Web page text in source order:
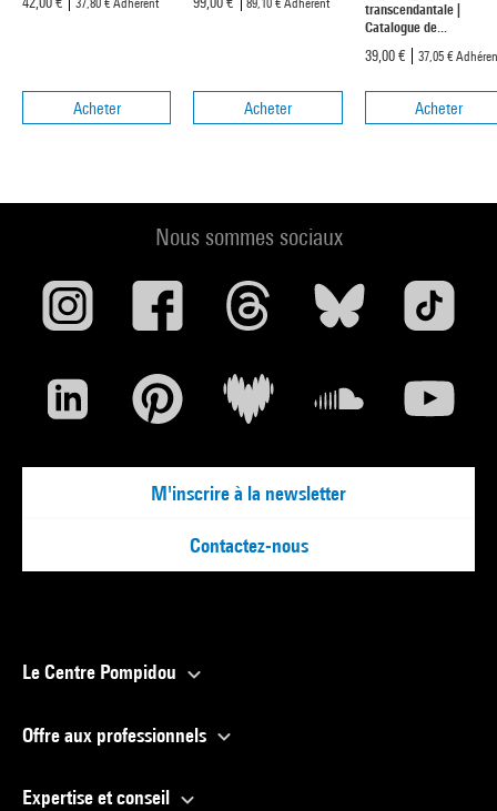
Acheter Acheter
transcendantale |
Catalogue de...
39,00 €
37,05 €
Acheter
Nous sommes sociaux
M'inscrire à la newsletter
Contactez-nous
Le Centre Pompidou
Offre aux professionnels
Expertise et conseil